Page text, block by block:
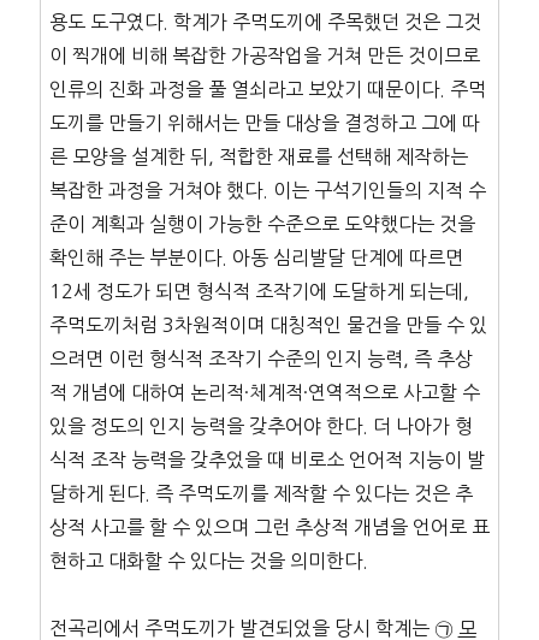
용도 도구였다. 학계가 주먹도끼에 주목했던 것은 그것
이 찍개에 비해 복잡한 가공작업을 거쳐 만든 것이므로
인류의 진화 과정을 풀 열쇠라고 보았기 때문이다. 주먹
도끼를 만들기 위해서는 만들 대상을 결정하고 그에 따
른 모양을 설계한 뒤, 적합한 재료를 선택해 제작하는
복잡한 과정을 거쳐야 했다. 이는 구석기인들의 지적 수
준이 계획과 실행이 가능한 수준으로 도약했다는 것을
확인해 주는 부분이다. 아동 심리발달 단계에 따르면
12세 정도가 되면 형식적 조작기에 도달하게 되는데,
주먹도끼처럼 3차원적이며 대칭적인 물건을 만들 수 있
으려면 이런 형식적 조작기 수준의 인지 능력, 즉 추상
적 개념에 대하여 논리적·체계적·연역적으로 사고할 수
있을 정도의 인지 능력을 갖추어야 한다. 더 나아가 형
식적 조작 능력을 갖추었을 때 비로소 언어적 지능이 발
달하게 된다. 즉 주먹도끼를 제작할 수 있다는 것은 추
상적 사고를 할 수 있으며 그런 추상적 개념을 언어로 표
현하고 대화할 수 있다는 것을 의미한다.
전곡리에서 주먹도끼가 발견되었을 당시 학계는 ㉠ 모